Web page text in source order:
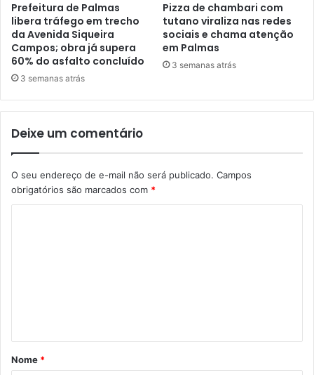
Prefeitura de Palmas
libera tráfego em trecho
da Avenida Siqueira
Campos; obra já supera
60% do asfalto concluído
3 semanas atrás
Pizza de chambari com
tutano viraliza nas redes
sociais e chama atenção
em Palmas
3 semanas atrás
Deixe um comentário
O seu endereço de e-mail não será publicado. Campos
obrigatórios são marcados com *
á
r
Nome *